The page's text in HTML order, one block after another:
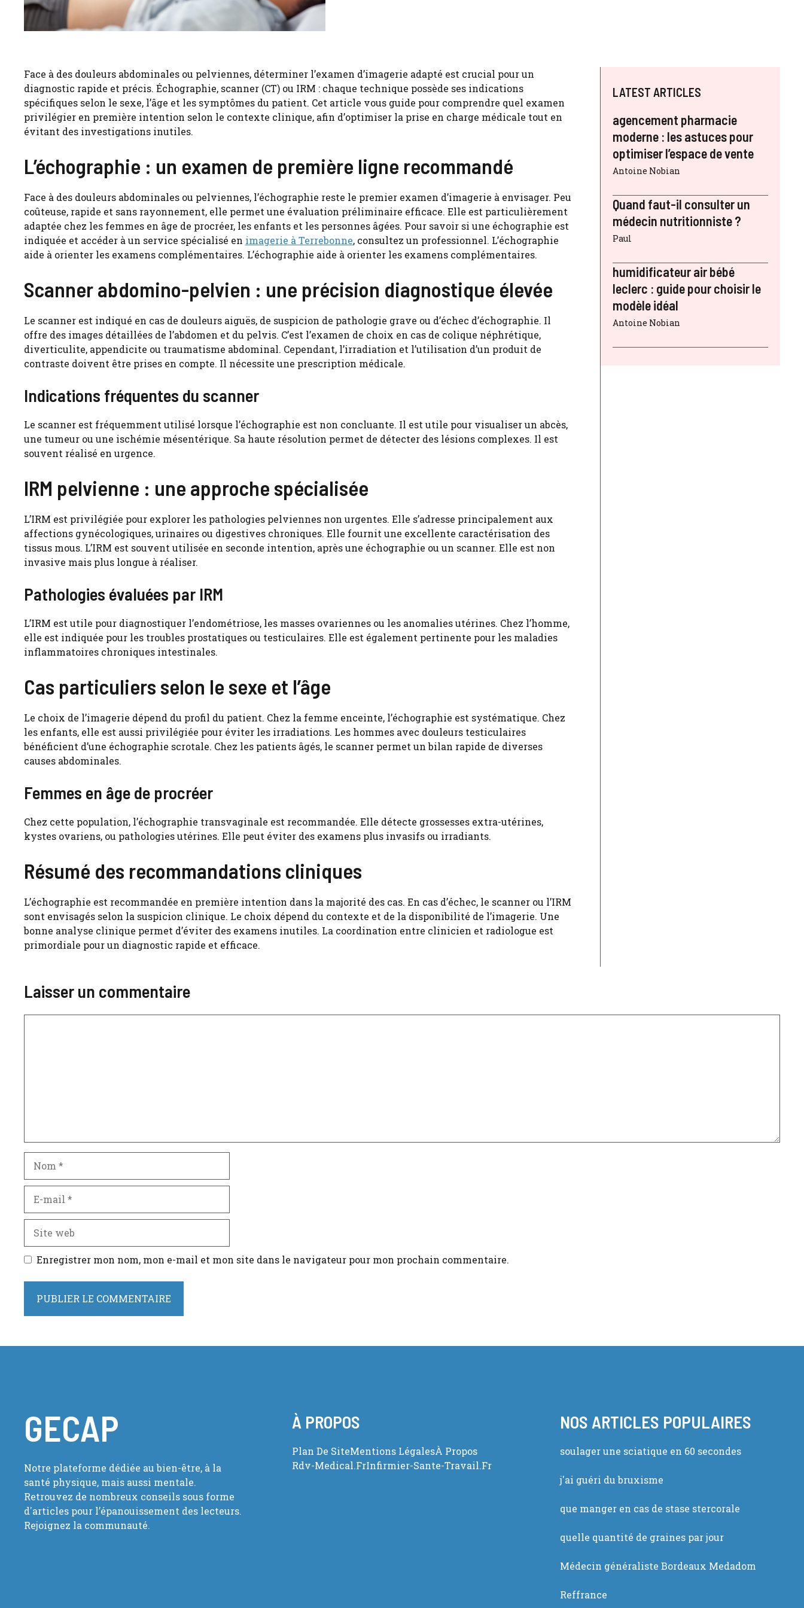
Face à des douleurs abdominales ou pelviennes, déterminer l’examen d’imagerie adapté est crucial pour un
diagnostic rapide et précis. Échographie, scanner (CT) ou IRM : chaque technique possède ses indications
spécifiques selon le sexe, l’âge et les symptômes du patient. Cet article vous guide pour comprendre quel examen
privilégier en première intention selon le contexte clinique, afin d’optimiser la prise en charge médicale tout en
évitant des investigations inutiles.
L’échographie : un examen de première ligne recommandé
Face à des douleurs abdominales ou pelviennes, l’échographie reste le premier examen d’imagerie à envisager. Peu
coûteuse, rapide et sans rayonnement, elle permet une évaluation préliminaire efficace. Elle est particulièrement
adaptée chez les femmes en âge de procréer, les enfants et les personnes âgées. Pour savoir si une échographie est
indiquée et accéder à un service spécialisé en imagerie à Terrebonne, consultez un professionnel. L’échographie
aide à orienter les examens complémentaires. L’échographie aide à orienter les examens complémentaires.
Scanner abdomino-pelvien : une précision diagnostique élevée
Le scanner est indiqué en cas de douleurs aiguës, de suspicion de pathologie grave ou d’échec d’échographie. Il
offre des images détaillées de l’abdomen et du pelvis. C’est l’examen de choix en cas de colique néphrétique,
diverticulite, appendicite ou traumatisme abdominal. Cependant, l’irradiation et l’utilisation d’un produit de
contraste doivent être prises en compte. Il nécessite une prescription médicale.
Indications fréquentes du scanner
Le scanner est fréquemment utilisé lorsque l’échographie est non concluante. Il est utile pour visualiser un abcès,
une tumeur ou une ischémie mésentérique. Sa haute résolution permet de détecter des lésions complexes. Il est
souvent réalisé en urgence.
IRM pelvienne : une approche spécialisée
L’IRM est privilégiée pour explorer les pathologies pelviennes non urgentes. Elle s’adresse principalement aux
affections gynécologiques, urinaires ou digestives chroniques. Elle fournit une excellente caractérisation des
tissus mous. L’IRM est souvent utilisée en seconde intention, après une échographie ou un scanner. Elle est non
invasive mais plus longue à réaliser.
Pathologies évaluées par IRM
L’IRM est utile pour diagnostiquer l’endométriose, les masses ovariennes ou les anomalies utérines. Chez l’homme,
elle est indiquée pour les troubles prostatiques ou testiculaires. Elle est également pertinente pour les maladies
inflammatoires chroniques intestinales.
Cas particuliers selon le sexe et l’âge
Le choix de l’imagerie dépend du profil du patient. Chez la femme enceinte, l’échographie est systématique. Chez
les enfants, elle est aussi privilégiée pour éviter les irradiations. Les hommes avec douleurs testiculaires
bénéficient d’une échographie scrotale. Chez les patients âgés, le scanner permet un bilan rapide de diverses
causes abdominales.
Femmes en âge de procréer
Chez cette population, l’échographie transvaginale est recommandée. Elle détecte grossesses extra-utérines,
kystes ovariens, ou pathologies utérines. Elle peut éviter des examens plus invasifs ou irradiants.
Résumé des recommandations cliniques
L’échographie est recommandée en première intention dans la majorité des cas. En cas d’échec, le scanner ou l’IRM
sont envisagés selon la suspicion clinique. Le choix dépend du contexte et de la disponibilité de l’imagerie. Une
bonne analyse clinique permet d’éviter des examens inutiles. La coordination entre clinicien et radiologue est
primordiale pour un diagnostic rapide et efficace.
LATEST ARTICLES
agencement pharmacie
moderne : les astuces pour
optimiser l’espace de vente
Antoine Nobian
Quand faut-il consulter un
médecin nutritionniste ?
Paul
humidificateur air bébé
leclerc : guide pour choisir le
modèle idéal
Antoine Nobian
Laisser un commentaire
mail
web
Enregistrer mon nom, mon e-mail et mon site dans le navigateur pour mon prochain commentaire.
GECAP
Notre plateforme dédiée au bien-être, à la
santé physique, mais aussi mentale.
Retrouvez de nombreux conseils sous forme
d'articles pour l’épanouissement des lecteurs.
Rejoignez la communauté.
À PROPOS
Plan De SiteMentions LégalesÀ Propos
Rdv-Medical.frInfirmier-Sante-Travail.fr
NOS ARTICLES POPULAIRES
soulager une sciatique en 60 secondes
j'ai guéri du bruxisme
que manger en cas de stase stercorale
quelle quantité de graines par jour
Médecin généraliste Bordeaux Medadom
Reffrance